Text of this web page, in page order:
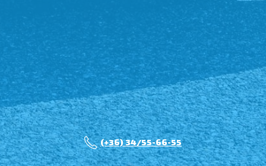
(+36) 34/55-66-55